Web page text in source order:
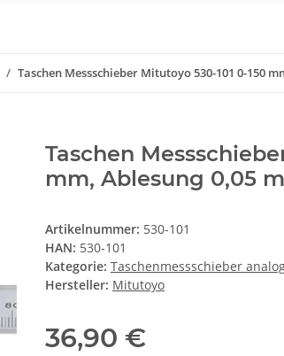
Taschen Messschieber Mitutoyo 530-101 0-150
Taschen
mm, Ablesung 0,05
Artikelnummer: 530-101
HAN: 530-101
Kategorie: Taschenmessschieber
Hersteller: Mitutoyo
36,90 €